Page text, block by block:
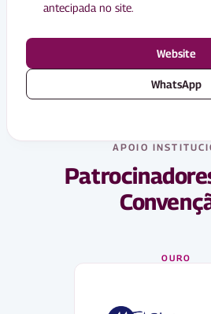
antecipada no site.
Website
WhatsApp
APOIO
OURO